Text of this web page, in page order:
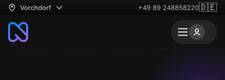
Vorchdorf +49 89 248858220🇩🇪